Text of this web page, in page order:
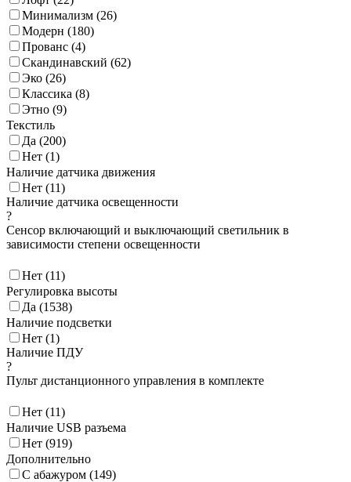
Минимализм (26)
Модерн (180)
Прованс (4)
Скандинавский (62)
Эко (26)
Классика (8)
Этно (9)
Текстиль
Да (200)
Нет (1)
Наличие датчика движения
Нет (11)
Наличие датчика освещенности
?
Сенсор включающий и выключающий светильник в
зависимости степени освещенности
Нет (11)
Регулировка высоты
Да (1538)
Наличие подсветки
Нет (1)
Наличие ПДУ
?
Пульт дистанционного управления в комплекте
Нет (11)
Наличие USB разъема
Нет (919)
Дополнительно
С абажуром (149)